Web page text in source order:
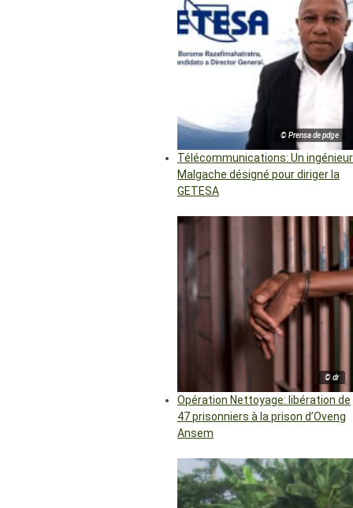
© Prensa de pdge
Télécommunications: Un ingénieur
Malgache désigné pour diriger la
GETESA
© dr
Opération Nettoyage: libération de
47 prisonniers à la prison d’Oveng
Ansem